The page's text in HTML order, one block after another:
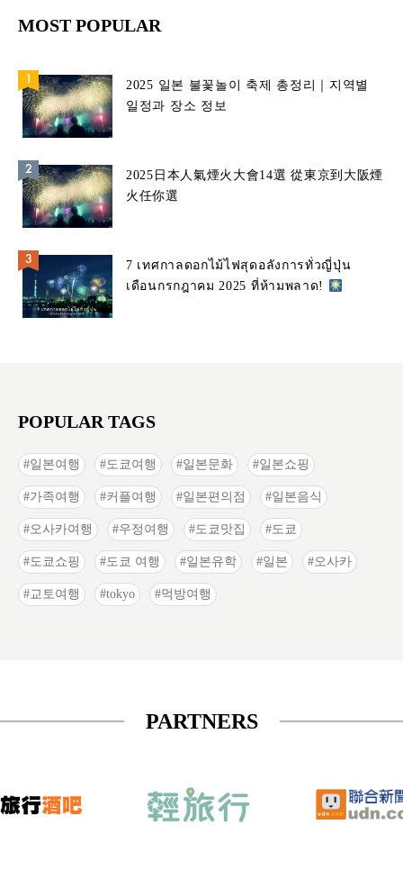
MOST POPULAR
2025 일본 불꽃놀이 축제 총정리｜지역별
일정과 장소 정보
2025日本人氣煙火大會14選 從東京到大阪煙
火任你選
7 เทศกาลดอกไม้ไฟสุดอลังการทั่วญี่ปุ่น
เดือนกรกฎาคม 2025 ที่ห้ามพลาด!
POPULAR TAGS
일본여행 도쿄여행 일본문화 일본쇼핑
가족여행 커플여행 일본편의점 일본음식
오사카여행 우정여행 도쿄맛집 도쿄
도쿄쇼핑 도쿄 여행 일본유학 일본 오사카
교토여행 tokyo 먹방여행
PARTNERS